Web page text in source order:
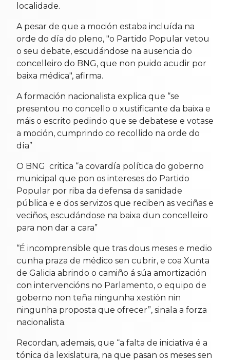
localidade.
A pesar de que a moción estaba incluída na
orde do día do pleno, "o Partido Popular vetou
o seu debate, escudándose na ausencia do
concelleiro do BNG, que non puido acudir por
baixa médica", afirma.
A formación nacionalista explica que “se
presentou no concello o xustificante da baixa e
máis o escrito pedindo que se debatese e votase
a moción, cumprindo co recollido na orde do
día”
O BNG critica “a covardía política do goberno
municipal que pon os intereses do Partido
Popular por riba da defensa da sanidade
pública e e dos servizos que reciben as veciñas e
veciños, escudándose na baixa dun concelleiro
para non dar a cara”
“É incomprensible que tras dous meses e medio
cunha praza de médico sen cubrir, e coa Xunta
de Galicia abrindo o camiño á súa amortización
con intervencións no Parlamento, o equipo de
goberno non teña ningunha xestión nin
ningunha proposta que ofrecer”, sinala a forza
nacionalista.
Recordan, ademais, que “a falta de iniciativa é a
tónica da lexislatura, na que pasan os meses sen